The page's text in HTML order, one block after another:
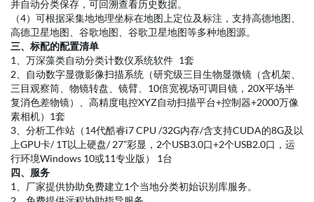
个性化定制报表格式，支持用户二次编辑。
（5）自动计算香农-威纳指数（Shannon-Wienner）、均匀性指数
（Pielou）、丰富度指数（Margalef）、藻个体密度、藻细胞密度、
生物量、Simpson生态优势度指数及水质评价或浮游动物密度、生物
量等。可分析获得每个藻类细胞的面积、周长、体积、长、宽、主
轴、副轴、等效直径等形态参数。可分析统计各藻类的数量、面
积、体积及其占比；对各分类进行排序及柱状图、饼图显示占比情
况。
4、数据报表
（1）自动给出分类计数统计报告，标示优势种和优势度，并按优势
种排序。
（2）数据可导出为Excel，进一步统计分析数据。
（3）可在采集图像上直接标出藻类名称，提取分割每个藻类的图像
并自动分类保存，可回溯查看历史数据。